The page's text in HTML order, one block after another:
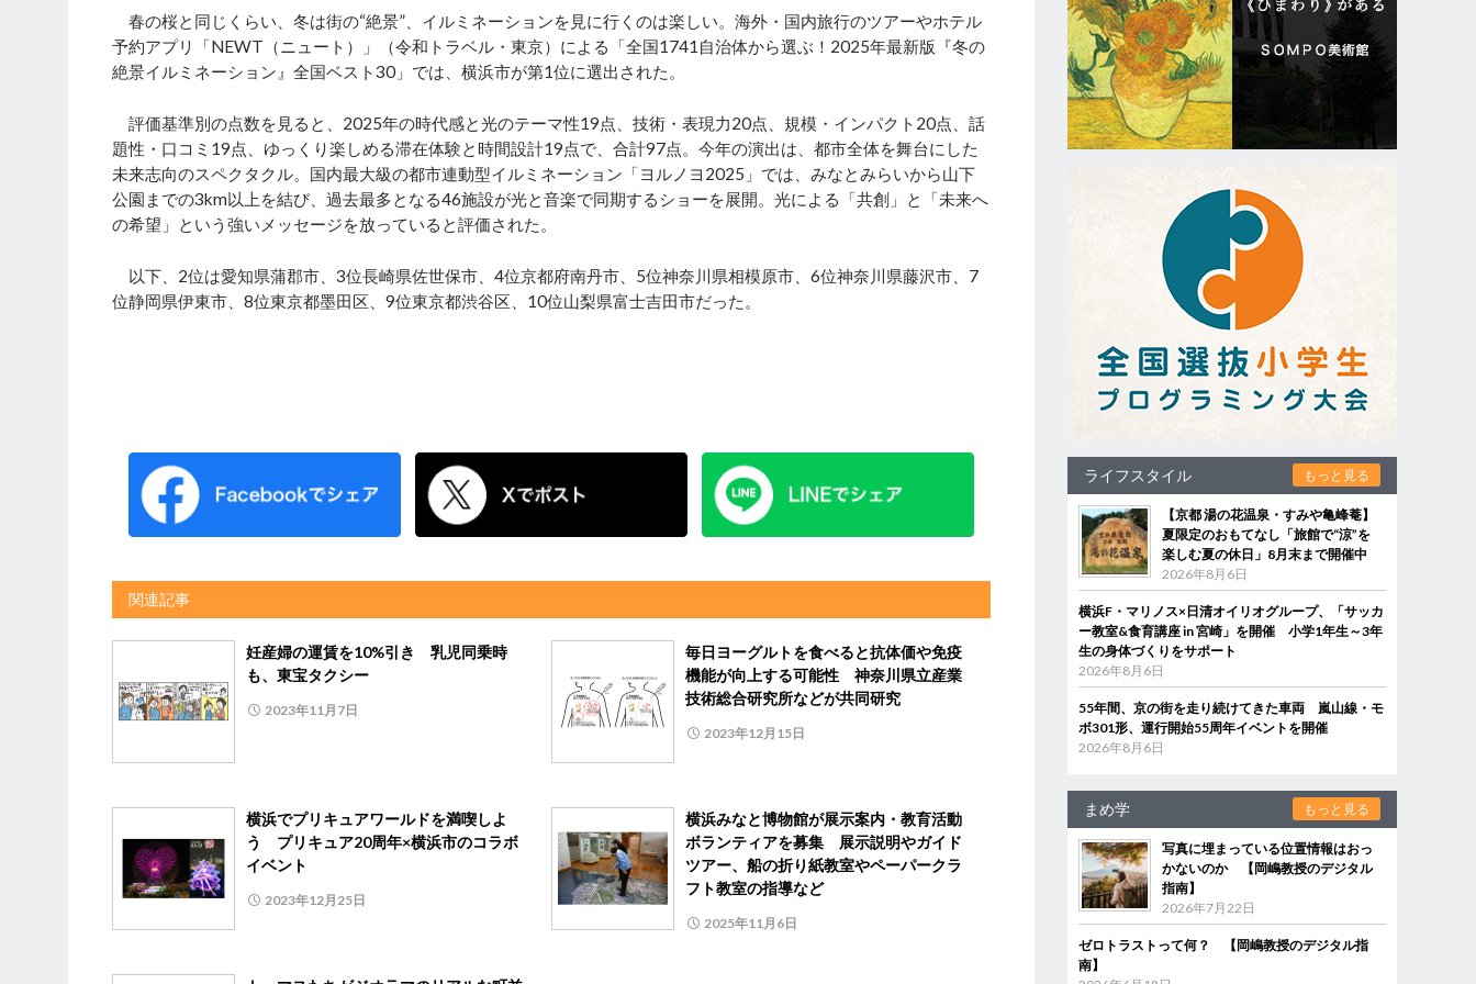
春の桜と同じくらい、冬は街の“絶景”、イルミネーションを見に行くのは楽しい。海外・国内旅行のツアーやホテル
予約アプリ「NEWT（ニュート）」（令和トラベル・東京）による「全国1741自治体から選ぶ！2025年最新版『冬の
絶景イルミネーション』全国ベスト30」では、横浜市が第1位に選出された。
評価基準別の点数を見ると、2025年の時代感と光のテーマ性19点、技術・表現力20点、規模・インパクト20点、話
題性・口コミ19点、ゆっくり楽しめる滞在体験と時間設計19点で、合計97点。今年の演出は、都市全体を舞台にした
未来志向のスペクタクル。国内最大級の都市連動型イルミネーション「ヨルノヨ2025」では、みなとみらいから山下
公園までの3km以上を結び、過去最多となる46施設が光と音楽で同期するショーを展開。光による「共創」と「未来へ
の希望」という強いメッセージを放っていると評価された。
以下、2位は愛知県蒲郡市、3位長崎県佐世保市、4位京都府南丹市、5位神奈川県相模原市、6位神奈川県藤沢市、7
位静岡県伊東市、8位東京都墨田区、9位東京都渋谷区、10位山梨県富士吉田市だった。
関連記事
妊産婦の運賃を10%引き 乳児同乗時
も、東宝タクシー
2023年11月7日
毎日ヨーグルトを食べると抗体価や免疫
機能が向上する可能性 神奈川県立産業
技術総合研究所などが共同研究
2023年12月15日
横浜でプリキュアワールドを満喫しよ
う プリキュア20周年×横浜市のコラボ
イベント
2023年12月25日
横浜みなと博物館が展示案内・教育活動
ボランティアを募集 展示説明やガイド
ツアー、船の折り紙教室やペーパークラ
フト教室の指導など
2025年11月6日
ライフスタイル もっと見る
【京都 湯の花温泉・すみや亀峰菴】
夏限定のおもてなし「旅館で“涼”を
楽しむ夏の休日」8月末まで開催中
2026年8月6日
横浜F・マリノス×日清オイリオグループ、「サッカ
ー教室&食育講座 in 宮崎」を開催 小学1年生～3年
生の身体づくりをサポート
2026年8月6日
55年間、京の街を走り続けてきた車両 嵐山線・モ
ボ301形、運行開始55周年イベントを開催
2026年8月6日
まめ学 もっと見る
写真に埋まっている位置情報はおっ
かないのか 【岡嶋教授のデジタル
指南】
2026年7月22日
ゼロトラストって何？ 【岡嶋教授のデジタル指
南】